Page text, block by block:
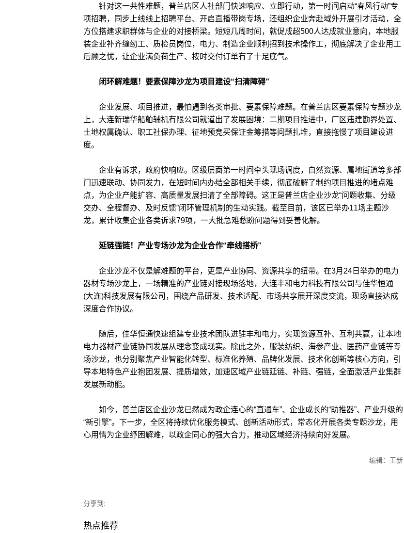
针对这一共性难题，普兰店区人社部门快速响应、立即行动，第一时间启动“春风行动”专
项招聘，同步上线线上招聘平台、开启直播带岗专场，还组织企业奔赴域外开展引才活动，全
方位搭建求职群体与企业的对接桥梁。短短几周时间，就促成超500人达成就业意向，本地服
装企业补齐缝纫工、质检员岗位，电力、制造企业顺利招到技术操作工，彻底解决了企业用工
后顾之忧，让企业满负荷生产、按时交付订单有了十足底气。
闭环解难题！要素保障沙龙为项目建设“扫清障碍”
企业发展、项目推进，最怕遇到各类审批、要素保障难题。在普兰店区要素保障专题沙龙
上，大连新瑞华船舶辅机有限公司就道出了发展困境：二期项目推进中，厂区违建勘界处置、
土地权属确认、职工社保办理、征地预竞买保证金筹措等问题扎堆，直接拖慢了项目建设进
度。
企业有诉求，政府快响应。区级层面第一时间牵头现场调度，自然资源、属地街道等多部
门迅速联动、协同发力，在短时间内办结全部相关手续，彻底破解了制约项目推进的堵点难
点，为企业产能扩容、高质量发展扫清了全部障碍。这正是普兰店企业沙龙“问题收集、分级
交办、全程督办、及时反馈”闭环管理机制的生动实践。截至目前，该区已举办11场主题沙
龙，累计收集企业各类诉求79项，一大批急难愁盼问题得到妥善化解。
延链强链！产业专场沙龙为企业合作“牵线搭桥”
企业沙龙不仅是解难题的平台，更是产业协同、资源共享的纽带。在3月24日举办的电力
器材专场沙龙上，一场精准的产业链对接现场落地，大连丰和电力科技有限公司与佳华恒通
(大连)科技发展有限公司，围绕产品研发、技术适配、市场共享展开深度交流，现场直接达成
深度合作协议。
随后，佳华恒通快速组建专业技术团队进驻丰和电力，实现资源互补、互利共赢，让本地
电力器材产业链协同发展从理念变成现实。除此之外，服装纺织、海参产业、医药产业链等专
场沙龙，也分别聚焦产业智能化转型、标准化养殖、品牌化发展、技术化创新等核心方向，引
导本地特色产业抱团发展、提质增效，加速区域产业链延链、补链、强链，全面激活产业集群
发展新动能。
如今，普兰店区企业沙龙已然成为政企连心的“直通车”、企业成长的“助推器”、产业升级的
“新引擎”。下一步，全区将持续优化服务模式、创新活动形式，常态化开展各类专题沙龙，用
心用情为企业纾困解难，以政企同心的强大合力，推动区域经济持续向好发展。
编辑：王新
分享到:
热点推荐